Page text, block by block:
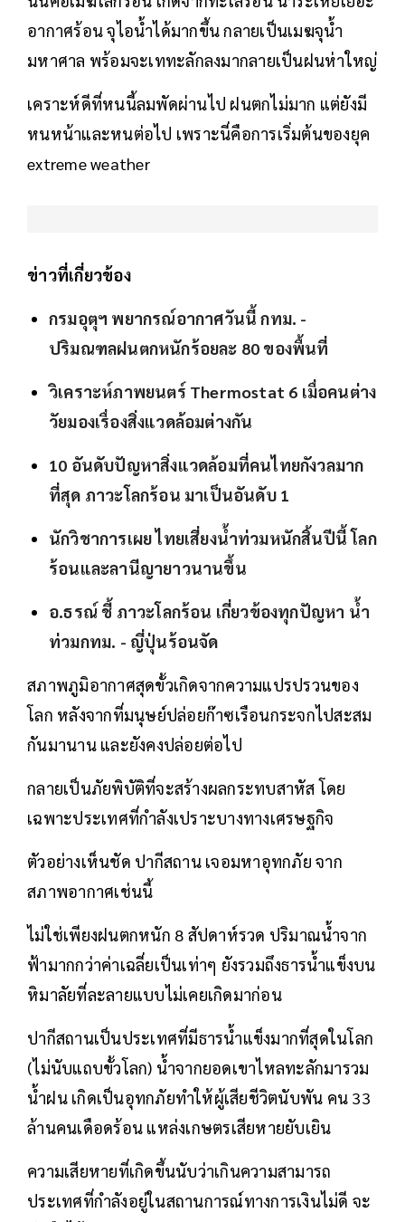
อากาศร้อน จุไอน้ำได้มากขึ้น กลายเป็นเมฆจุน้ำ
มหาศาล พร้อมจะเททะลักลงมากลายเป็นฝนห่าใหญ่
เคราะห์ดีที่หนนี้ลมพัดผ่านไป ฝนตกไม่มาก แต่ยังมี
หนหน้าและหนต่อไป เพราะนี่คือการเริ่มต้นของยุค
extreme weather
ข่าวที่เกี่ยวข้อง
กรมอุตุฯ พยากรณ์อากาศวันนี้ กทม. -
ปริมณฑลฝนตกหนักร้อยละ 80 ของพื้นที่
วิเคราะห์ภาพยนตร์ Thermostat 6 เมื่อคนต่าง
วัยมองเรื่องสิ่งแวดล้อมต่างกัน
10 อันดับปัญหาสิ่งแวดล้อมที่คนไทยกังวลมาก
ที่สุด ภาวะโลกร้อน มาเป็นอันดับ 1
นักวิชาการเผย ไทยเสี่ยงน้ำท่วมหนักสิ้นปีนี้ โลก
ร้อนและลานีญายาวนานขึ้น
อ.ธรณ์ ชี้ ภาวะโลกร้อน เกี่ยวข้องทุกปัญหา น้ำ
ท่วมกทม. - ญี่ปุ่นร้อนจัด
สภาพภูมิอากาศสุดขั้วเกิดจากความแปรปรวนของ
โลก หลังจากที่มนุษย์ปล่อยก๊าซเรือนกระจกไปสะสม
กันมานาน และยังคงปล่อยต่อไป
กลายเป็นภัยพิบัติที่จะสร้างผลกระทบสาหัส โดย
เฉพาะประเทศที่กำลังเปราะบางทางเศรษฐกิจ
ตัวอย่างเห็นชัด ปากีสถาน เจอมหาอุทกภัย จาก
สภาพอากาศเช่นนี้
ไม่ใช่เพียงฝนตกหนัก 8 สัปดาห์รวด ปริมาณน้ำจาก
ฟ้ามากกว่าค่าเฉลี่ยเป็นเท่าๆ ยังรวมถึงธารน้ำแข็งบน
หิมาลัยที่ละลายแบบไม่เคยเกิดมาก่อน
ปากีสถานเป็นประเทศที่มีธารน้ำแข็งมากที่สุดในโลก
(ไม่นับแถบขั้วโลก) น้ำจากยอดเขาไหลทะลักมารวม
น้ำฝน เกิดเป็นอุทกภัยทำให้ผู้เสียชีวิตนับพัน คน 33
ล้านคนเดือดร้อน แหล่งเกษตรเสียหายยับเยิน
ความเสียหายที่เกิดขึ้นนับว่าเกินความสามารถ
ประเทศที่กำลังอยู่ในสถานการณ์ทางการเงินไม่ดี จะ